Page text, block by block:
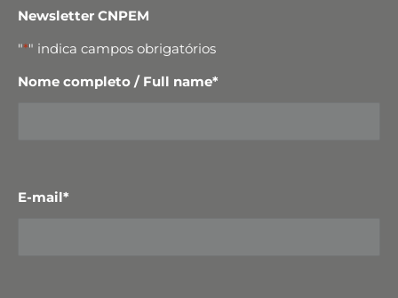
Newsletter CNPEM
"*" indica campos obrigatórios
Nome completo / Full name*
E-mail*